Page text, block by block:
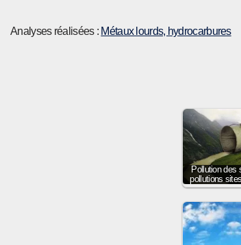
Analyses réalisées : Métaux lourds, hydrocarbures
Pollution des
pollutions